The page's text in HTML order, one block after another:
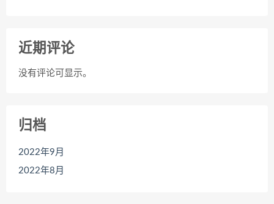
近期评论
没有评论可显示。
归档
2022年9月
2022年8月